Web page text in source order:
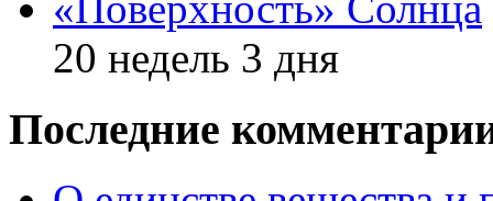
20 недель 3 дня
Последние